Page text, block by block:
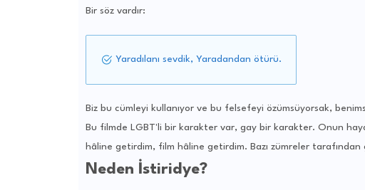
Bir söz vardır:
Yaradılanı sevdik, Yaradandan ötürü.
Biz bu cümleyi kullanıyor ve bu felsefeyi özümsüyorsak,
Bu filmde LGBT'li bir karakter var, gay bir karakter. Onun
hâline getirdim, film hâline getirdim. Bazı zümreler
Neden İstiridye?